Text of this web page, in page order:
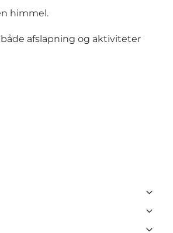
himmel.
afslapning og aktiviteter